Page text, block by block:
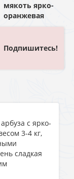
мякоть ярко-
оранжевая
Подпишитесь!
с ярко-
3-4 кг,
сладкая